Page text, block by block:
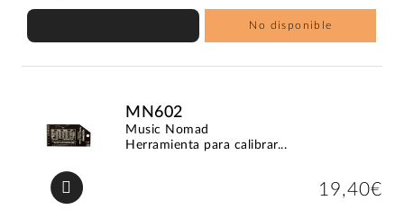
No disponible
MN602
Music Nomad
Herramienta para calibrar...
19,40€